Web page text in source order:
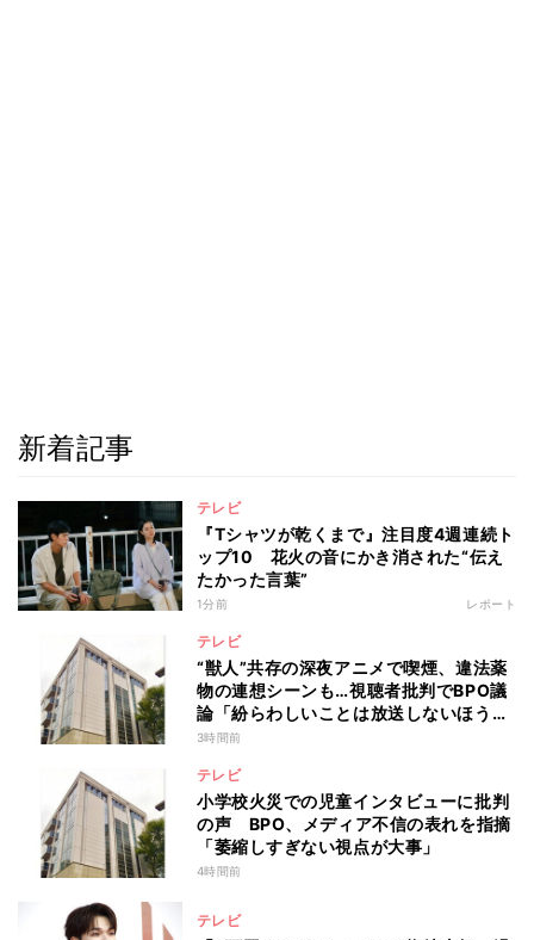
新着記事
テレビ
『Tシャツが乾くまで』注目度4週連続ト
ップ10 花火の音にかき消された“伝え
たかった言葉”
1分前 レポート
テレビ
“獣人”共存の深夜アニメで喫煙、違法薬
物の連想シーンも…視聴者批判でBPO議
論「紛らわしいことは放送しないほう
が」
3時間前
テレビ
小学校火災での児童インタビューに批判
の声 BPO、メディア不信の表れを指摘
「萎縮しすぎない視点が大事」
4時間前
テレビ